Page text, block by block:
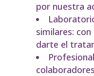
por nuestra
similares:
darte el